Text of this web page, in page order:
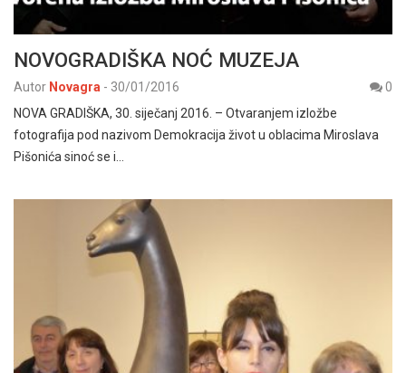
NOVOGRADIŠKA NOĆ MUZEJA
Autor Novagra - 30/01/2016
0
NOVA GRADIŠKA, 30. siječanj 2016. – Otvaranjem izložbe
fotografija pod nazivom Demokracija život u oblacima Miroslava
Pišonića sinoć se i…